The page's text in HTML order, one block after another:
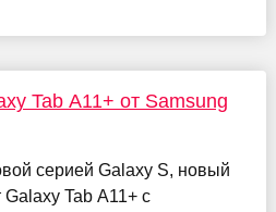
Tab A11+ от Samsung
серией Galaxy S, новый
Tab A11+ с